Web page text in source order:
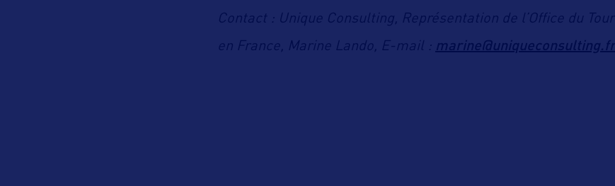
Contact : Unique Consulting, Représentation de l’Office du
en France, Marine Lando, E-mail : marine@uniqueconsulting.fr